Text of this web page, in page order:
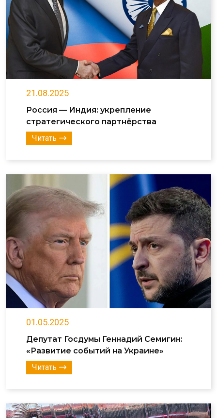
21.08.2025
Россия — Индия: укрепление
стратегического партнёрства
Читать
01.05.2025
Депутат Госдумы Геннадий Семигин:
«Развитие событий на Украине»
Читать